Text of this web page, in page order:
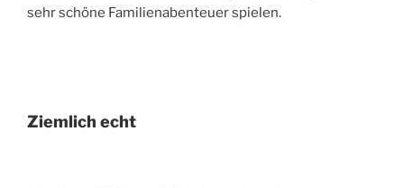
sehr schöne Familienabenteuer spielen.
Ziemlich echt